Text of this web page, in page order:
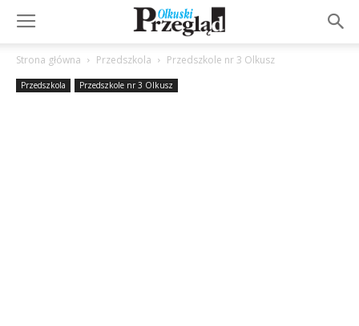
Strona główna Przedszkola Przedszkole nr 3 Olkusz
Przedszkola Przedszkole nr 3 Olkusz